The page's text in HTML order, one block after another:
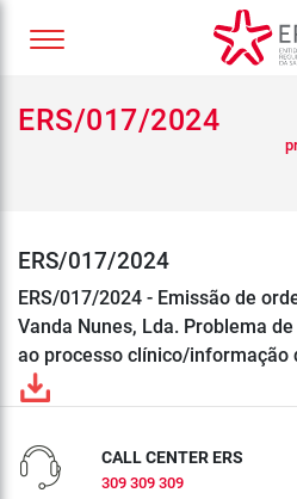
ERS/017/2024
ERS/017/2024
ERS/017/2024 - Emissão de
Vanda Nunes, Lda. Problema
ao processo clínico/informação
CALL CENTER ERS
309 309 309